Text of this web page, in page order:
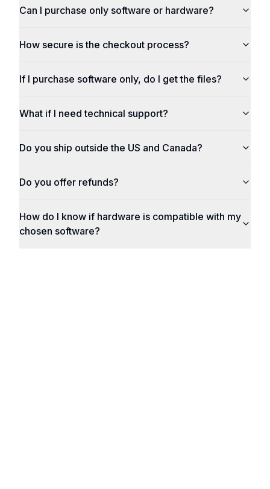
Can I purchase only software or hardware?
How secure is the checkout process?
If I purchase software only, do I get the files?
What if I need technical support?
Do you ship outside the US and Canada?
Do you offer refunds?
How do I know if hardware is compatible with my
chosen software?